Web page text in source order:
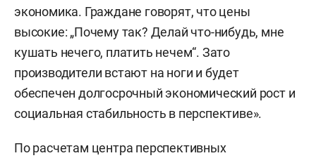
экономика. Граждане говорят, что цены
высокие: „Почему так? Делай что-нибудь, мне
кушать нечего, платить нечем“. Зато
производители встают на ноги и будет
обеспечен долгосрочный экономический рост и
социальная стабильность в перспективе».
По расчетам центра перспективных